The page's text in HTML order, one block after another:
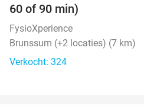
60 of 90 min)
FysioXperience
Brunssum (+2 locaties) (7 km)
Verkocht: 324